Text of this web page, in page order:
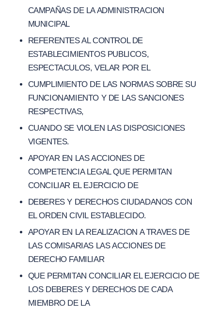
CAMPAÑAS DE LA ADMINISTRACION
MUNICIPAL
REFERENTES AL CONTROL DE
ESTABLECIMIENTOS PUBLICOS,
ESPECTACULOS, VELAR POR EL
CUMPLIMIENTO DE LAS NORMAS SOBRE SU
FUNCIONAMIENTO Y DE LAS SANCIONES
RESPECTIVAS,
CUANDO SE VIOLEN LAS DISPOSICIONES
VIGENTES.
APOYAR EN LAS ACCIONES DE
COMPETENCIA LEGAL QUE PERMITAN
CONCILIAR EL EJERCICIO DE
DEBERES Y DERECHOS CIUDADANOS CON
EL ORDEN CIVIL ESTABLECIDO.
APOYAR EN LA REALIZACION A TRAVES DE
LAS COMISARIAS LAS ACCIONES DE
DERECHO FAMILIAR
QUE PERMITAN CONCILIAR EL EJERCICIO DE
LOS DEBERES Y DERECHOS DE CADA
MIEMBRO DE LA